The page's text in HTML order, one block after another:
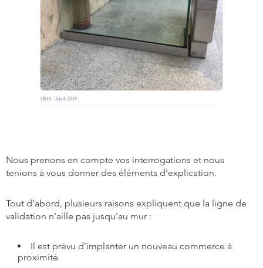
Nous prenons en compte vos interrogations et nous
tenions à vous donner des éléments d’explication.
Tout d’abord, plusieurs raisons expliquent que la ligne de
validation n’aille pas jusqu’au mur :
Il est prévu d’implanter un nouveau commerce à
proximité